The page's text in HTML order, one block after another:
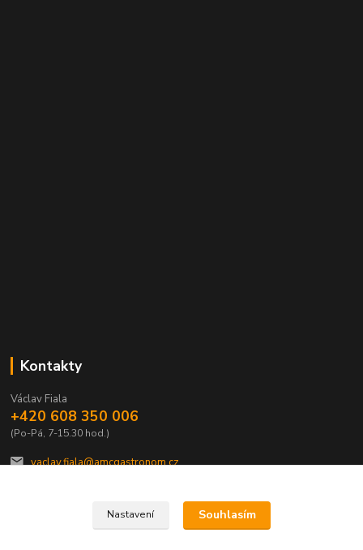
Kontakty
Václav Fiala
+420 608 350 006
(Po-Pá, 7-15.30 hod.)
vaclav.fiala@amcgastronom.cz
Nastavení Souhlasím